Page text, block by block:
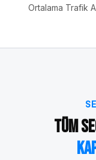
Ortalama Trafik
Tüm